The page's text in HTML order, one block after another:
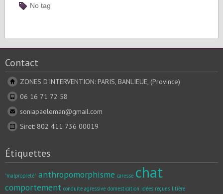
No tag
Contact
ZONES D'INTERVENTION: PARIS, BANLIEUE, (Province)
06 16 71 72 58
soniapaeleman@gmail.com
Siret: 802 411 736 00019
Étiquettes
"malpropreté" anthropomorphisme caresse chat
comportement conduite agressive domestication idées reçues litière